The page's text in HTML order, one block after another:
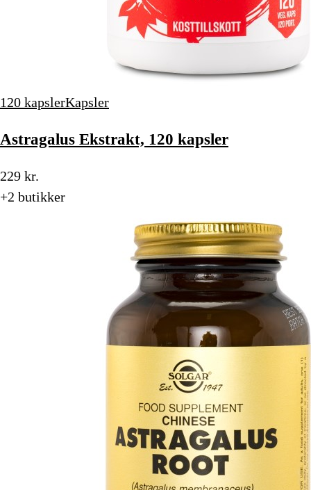
120 kapslerKapsler
Astragalus Ekstrakt, 120 kapsler
229 kr.
+2 butikker